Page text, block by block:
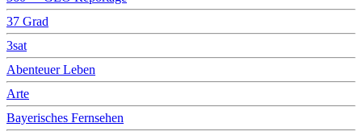
37 Grad
3sat
Abenteuer Leben
Arte
Bayerisches Fernsehen